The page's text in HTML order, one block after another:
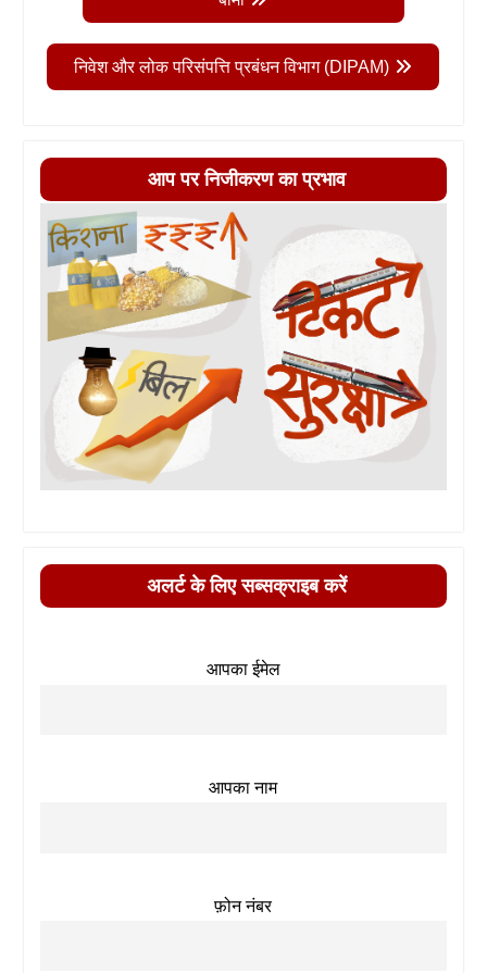
निवेश और लोक परिसंपत्ति प्रबंधन विभाग (DIPAM)
आप पर निजीकरण का प्रभाव
अलर्ट के लिए सब्सक्राइब करें
आपका ईमेल
आपका नाम
फ़ोन नंबर